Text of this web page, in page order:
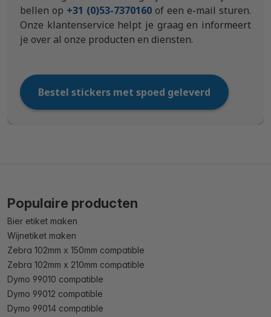
bellen op +31 (0)53-7370160 of een e-mail sturen.
Onze klantenservice helpt je graag en informeert
je over al onze producten en diensten.
Bestel stickers met spoed geleverd
Populaire producten
Bier etiket maken
Wijnetiket maken
Zebra 102mm x 150mm compatible
Zebra 102mm x 210mm compatible
Dymo 99010 compatible
Dymo 99012 compatible
Dymo 99014 compatible